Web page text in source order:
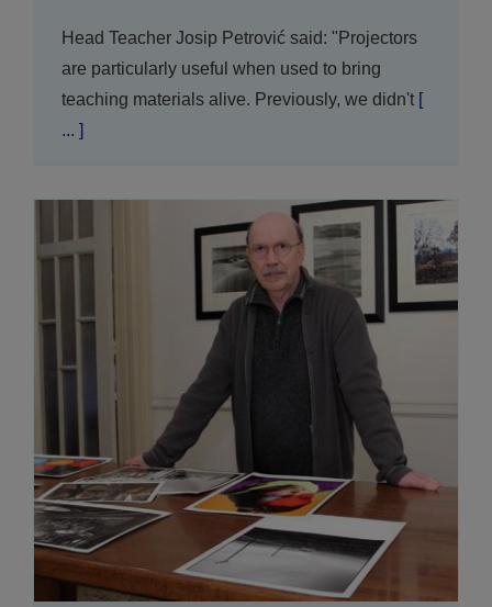
Head Teacher Josip Petrović said: "Projectors
are particularly useful when used to bring
teaching materials alive. Previously, we didn't[
... ]